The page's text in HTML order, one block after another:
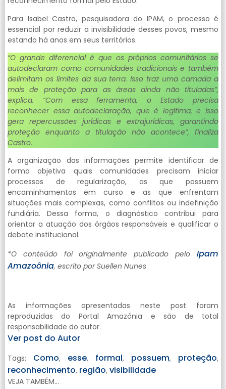
Para Isabel Castro, pesquisadora do IPAM, o processo é
essencial por reduzir a invisibilidade desses povos, mesmo
estando há anos em seus territórios.
“O grande diferencial é que os próprios comunitários se
autodeclaram como comunidades tradicionais e também
delimitam os limites da sua terra. Isso traz uma camada a
mais de proteção para as áreas ainda não tituladas”,
explica. “Com essa ferramenta, o Estado precisa
reconhecer essa autodeclaração, que é legítima, e isso
gera repercussões jurídicas e extrajurídicas, garantindo
proteção enquanto a titulação não acontece”, finaliza
Castro.
A organização das informações permite identificar de
forma objetiva quais comunidades precisam iniciar
processos de regularização, as que possuem
encaminhamentos em curso e as que enfrentam
situações mais complexas, como conflitos ou indefinição
fundiária. Dessa forma, o diagnóstico contribui para
orientar a atuação dos órgãos responsáveis e qualificar o
debate institucional.
*O conteúdo foi originalmente publicado pelo Ipam
Amazoônia, escrito por Suellen Nunes
As informações apresentadas neste post foram
reproduzidas do Portal Amazônia e são de total
responsabilidade do autor.
Ver post do Autor
Tags: Como, esse, formal, possuem, proteção,
reconhecimento, região, visibilidade
VEJA TAMBÉM...